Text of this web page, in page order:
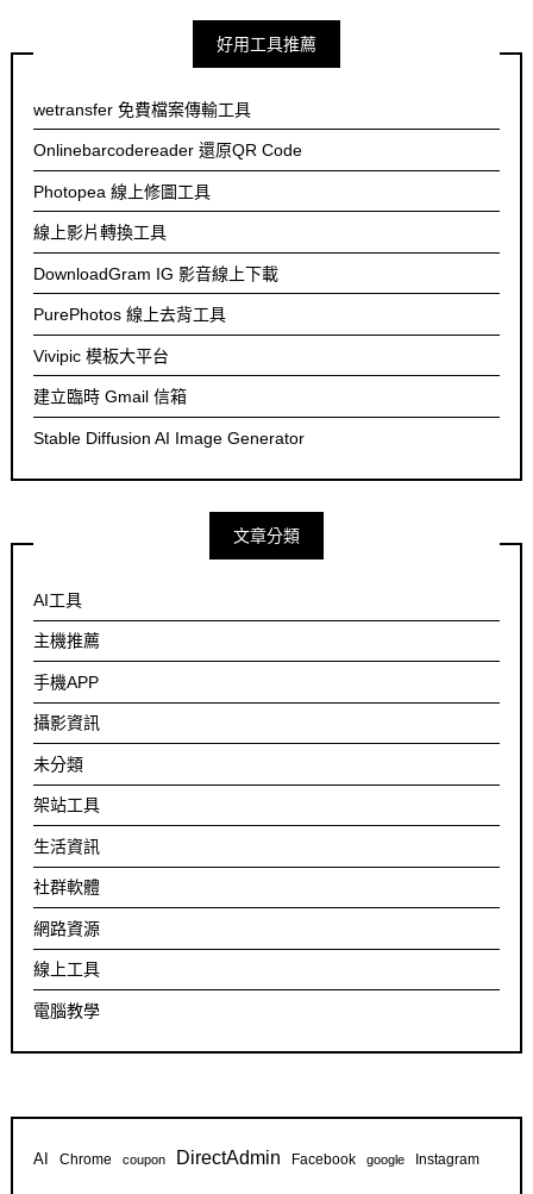
好用工具推薦
wetransfer 免費檔案傳輸工具
Onlinebarcodereader 還原QR Code
Photopea 線上修圖工具
線上影片轉換工具
DownloadGram IG 影音線上下載
PurePhotos 線上去背工具
Vivipic 模板大平台
建立臨時 Gmail 信箱
Stable Diffusion AI Image Generator
文章分類
AI工具
主機推薦
手機APP
攝影資訊
未分類
架站工具
生活資訊
社群軟體
網路資源
線上工具
電腦教學
AI Chrome coupon DirectAdmin Facebook google Instagram